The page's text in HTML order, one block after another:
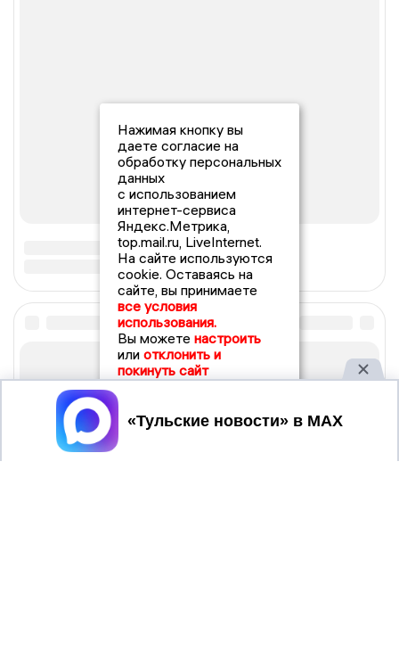
Нажимая кнопку вы
даете согласие на
обработку персональных
данных
с использованием
интернет-сервиса
Яндекс.Метрика,
top.mail.ru, LiveInternet.
На сайте используются
cookie. Оставаясь на
сайте, вы принимаете
все условия
использования.
Вы можете настроить
или отклонить и
покинуть сайт
Принять